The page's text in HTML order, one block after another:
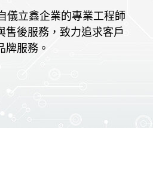
儀立鑫企業的專業工程師
售後服務，致力追求客戶
牌服務。